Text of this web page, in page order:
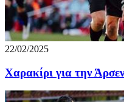
22/02/2025
Χαρακίρι για την